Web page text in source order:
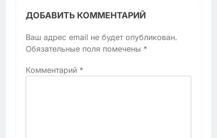
ДОБАВИТЬ КОММЕНТАРИЙ
Ваш адрес email не будет опубликован.
Обязательные поля помечены *
Комментарий *